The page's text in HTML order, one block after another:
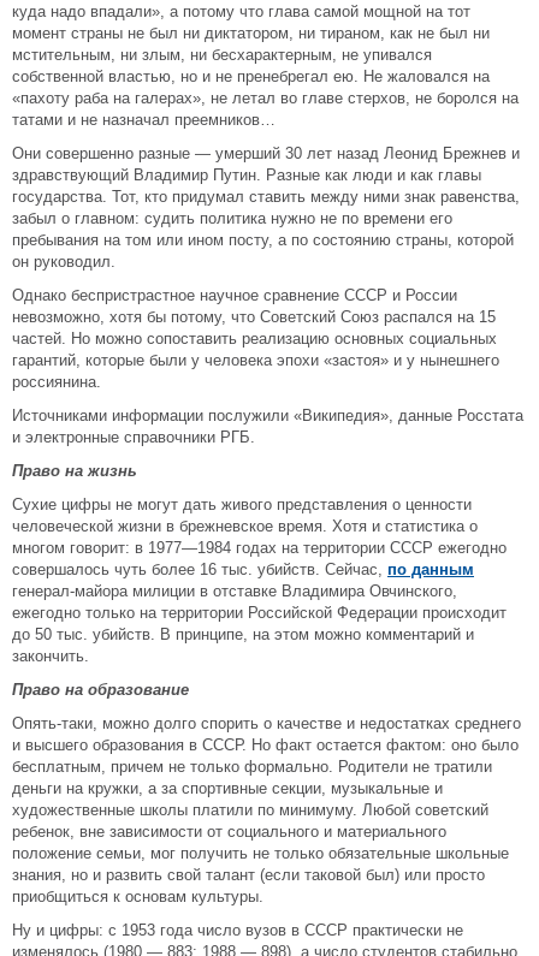
куда надо впадали», а потому что глава самой мощной на тот
момент страны не был ни диктатором, ни тираном, как не был ни
мстительным, ни злым, ни бесхарактерным, не упивался
собственной властью, но и не пренебрегал ею. Не жаловался на
«пахоту раба на галерах», не летал во главе стерхов, не боролся на
татами и не назначал преемников…
Они совершенно разные — умерший 30 лет назад Леонид Брежнев и
здравствующий Владимир Путин. Разные как люди и как главы
государства. Тот, кто придумал ставить между ними знак равенства,
забыл о главном: судить политика нужно не по времени его
пребывания на том или ином посту, а по состоянию страны, которой
он руководил.
Однако беспристрастное научное сравнение СССР и России
невозможно, хотя бы потому, что Советский Союз распался на 15
частей. Но можно сопоставить реализацию основных социальных
гарантий, которые были у человека эпохи «застоя» и у нынешнего
россиянина.
Источниками информации послужили «Википедия», данные Росстата
и электронные справочники РГБ.
Право на жизнь
Сухие цифры не могут дать живого представления о ценности
человеческой жизни в брежневское время. Хотя и статистика о
многом говорит: в 1977—1984 годах на территории СССР ежегодно
совершалось чуть более 16 тыс. убийств. Сейчас, по данным
генерал-майора милиции в отставке Владимира Овчинского,
ежегодно только на территории Российской Федерации происходит
до 50 тыс. убийств. В принципе, на этом можно комментарий и
закончить.
Право на образование
Опять-таки, можно долго спорить о качестве и недостатках среднего
и высшего образования в СССР. Но факт остается фактом: оно было
бесплатным, причем не только формально. Родители не тратили
деньги на кружки, а за спортивные секции, музыкальные и
художественные школы платили по минимуму. Любой советский
ребенок, вне зависимости от социального и материального
положение семьи, мог получить не только обязательные школьные
знания, но и развить свой талант (если таковой был) или просто
приобщиться к основам культуры.
Ну и цифры: с 1953 года число вузов в СССР практически не
изменялось (1980 — 883; 1988 — 898), а число студентов стабильно